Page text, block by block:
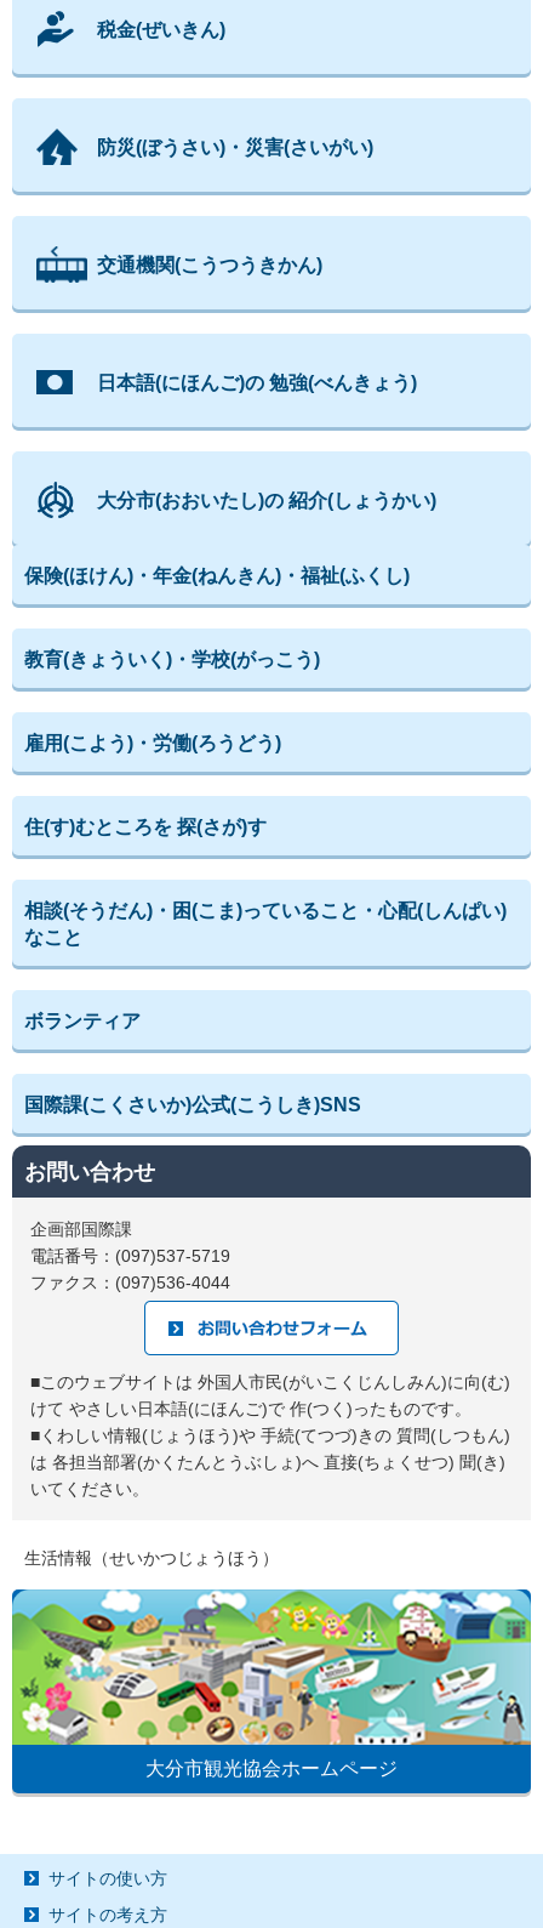
税金(ぜいきん)
防災(ぼうさい)・災害(さいがい)
交通機関(こうつうきかん)
日本語(にほんご)の 勉強(べんきょう)
大分市(おおいたし)の 紹介(しょうかい)
保険(ほけん)・年金(ねんきん)・福祉(ふくし)
教育(きょういく)・学校(がっこう)
雇用(こよう)・労働(ろうどう)
住(す)むところを 探(さが)す
相談(そうだん)・困(こま)っていること・心配(しんぱい)
なこと
ボランティア
国際課(こくさいか)公式(こうしき)SNS
お問い合わせ
企画部国際課
電話番号：(097)537-5719
ファクス：(097)536-4044
■このウェブサイトは 外国人市民(がいこくじんしみん)に向(む)
けて やさしい日本語(にほんご)で 作(つく)ったものです。
■くわしい情報(じょうほう)や 手続(てつづ)きの 質問(しつもん)
は 各担当部署(かくたんとうぶしょ)へ 直接(ちょくせつ) 聞(き)
いてください。
生活情報（せいかつじょうほう）
大分市観光協会ホームページ
サイトの使い方
サイトの考え方